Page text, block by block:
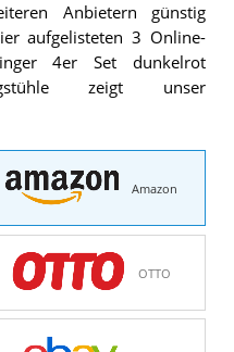
Anbietern günstig
aufgelisteten 3 Online-
4er Set dunkelrot
zeigt unser
Amazon
OTTO